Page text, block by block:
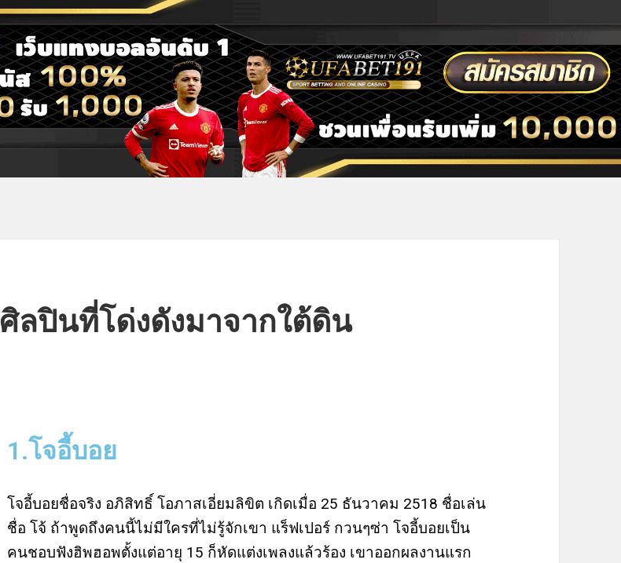
ศิลปินที่โด่งดังมาจากใต้ดิน
1.โจอี้บอย
โจอี้บอยชื่อจริง อภิสิทธิ์ โอภาสเอี่ยมลิขิต เกิดเมื่อ 25 ธันวาคม 2518 ชื่อเล่น
ชื่อ โจ้ ถ้าพูดถึงคนนี้ไม่มีใครที่ไม่รู้จักเขา แร็ฟเปอร์ กวนๆซ่า โจอี้บอยเป็น
คนชอบฟังฮิพฮอพตั้งแต่อายุ 15 ก็หัดแต่งเพลงแล้วร้อง เขาออกผลงานแรก